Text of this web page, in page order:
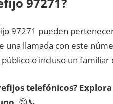
97271 pueden
una llamada сοn еstе
ο incluso un familiar
telefónicos?